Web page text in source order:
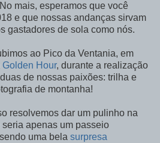
mais, esperamos que você
e que nossas andanças sirvam
gastadores de sola como nós.
ao Pico da Ventania, em
Golden Hour, durante a realização
de nossas paixões: trilha e
de montanha!
resolvemos dar um pulinho na
seria apenas um passeio
uma bela surpresa